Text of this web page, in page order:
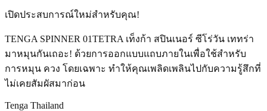
เปิดประสบการณ์ใหม่สำหรับคุณ!
TENGA SPINNER 01TETRA เท็งก้า สปินเนอร์ ซีโร่วัน เททร่า
มาหมุนกันเถอะ! ด้วยการออกแบบแถบภายในเพื่อใช้สำหรับ
การหมุน ควง โดยเฉพาะ ทำให้คุณเพลิดเพลินไปกับความรู้สึกที่
ไม่เคยสัมผัสมาก่อน
Tenga Thailand